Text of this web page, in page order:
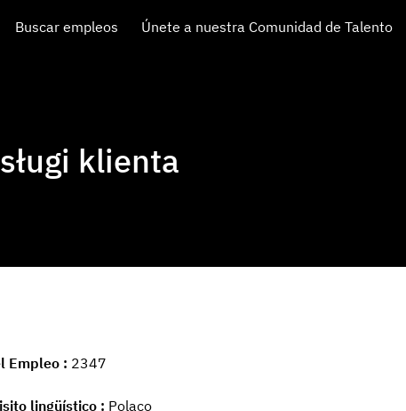
Buscar empleos Únete a nuestra Comunidad de Talento
klienta
Empleo 2347
lingüístico Polaco